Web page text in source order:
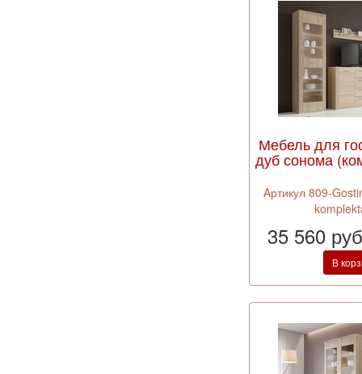
Мебель для
дуб сонома
Aртикул 809-
35 560
В